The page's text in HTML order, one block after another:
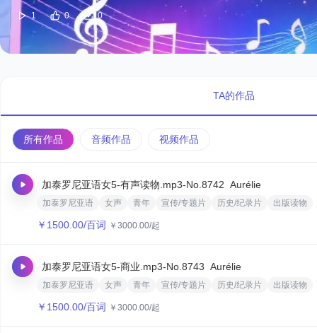
1 0 0
TA的作品
所有作品 音频作品 视频作品
加泰罗尼亚语女5-有声读物.mp3-No.8742 ‌Aurélie‌
加泰罗尼亚语 女声 青年 宣传/专题片 历史/纪录片 出版读物
￥ 1500.00/百词 ￥ 3000.00/起
加泰罗尼亚语女5-商业.mp3-No.8743 ‌Aurélie‌
加泰罗尼亚语 女声 青年 宣传/专题片 历史/纪录片 出版读物
￥ 1500.00/百词 ￥ 3000.00/起